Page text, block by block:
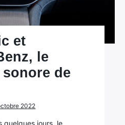
et
le
de
2022
quelques jours, le